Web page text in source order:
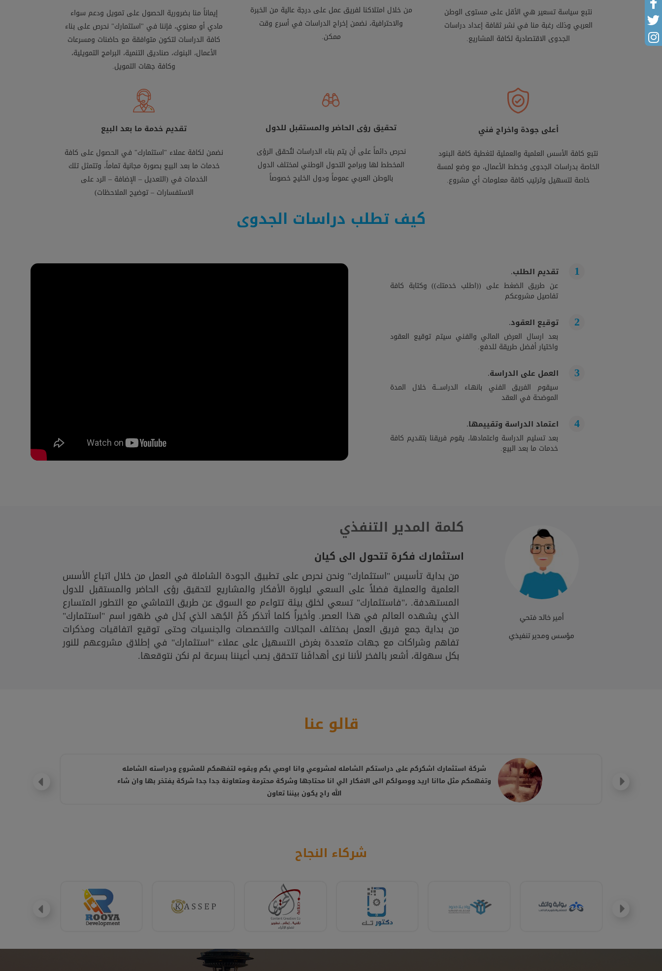
نتبع سياسة تسعير هي الأقل على مستوى الوطن
العربي وذلك رغبة منا في نشر ثقافة إعداد دراسات
الجدوى الاقتصادية لكافة المشاريع.
من خلال امتلاكنا لفريق عمل على درجة عالية من الخبرة
والاحترافية، نضمن إخراج الدراسات في أسرع وقت
ممكن.
إيماناً منا بضرورية الحصول على تمويل ودعم سواء
مادي أو معنوي، فإننا في "استثمارك" نحرص على بناء
كافة الدراسات لتكون متوافقة مع حاضنات ومسرعات
الأعمال، البنوك، صناديق التنمية، البرامج التمويلية،
وكافة جهات التمويل.
أعلى جودة واخراج فني
نتبع كافة الأسس العلمية والعملية لتغطية كافة البنود
الخاصة بدراسات الجدوى وخطط الأعمال، مع وضع لمسة
خاصة لتسهيل وترتيب كافة معلومات أي مشروع.
تحقيق رؤى الحاضر والمستقبل للدول
نحرص دائماً على أن يتم بناء الدراسات لتُحقق الرؤى
المخطط لها وبرامج التحول الوطني لمختلف الدول
بالوطن العربي عموماً ودول الخليج خصوصاً
تقديم خدمة ما بعد البيع
نضمن لكافة عملاء "استثمارك" في الحصول على كافة
خدمات ما بعد البيع بصورة مجانية تماماً، وتتمثل تلك
الخدمات في (التعديل – الإضافة – الرد على
الاستفسارات – توضيح الملاحظات)
كيف تطلب دراسات الجدوى
تقديم الطلب.
عن طريق الضغط على ((اطلب خدمتك)) وكتابة كافة
تفاصيل مشروعكم
توقيع العقود.
بعد ارسال العرض المالي والفني سيتم توقيع العقود
واختيار أفضل طريقة للدفع.
العمل على الدراسة.
سيقوم الفريق الفني بانهـاء الدراســــة خلال المدة
الموضحة في العقد
اعتماد الدراسة وتقييمها.
بعد تسليم الدراسة واعتمادها، يقوم فريقنا بتقديم كافة
خدمات ما بعد البيع.
أمير خالد فتحي
مؤسس ومدير تنفيذي
كلمة المدير التنفذي
استثمارك فكرة تتحول الى كيان
من بداية تأسيس "استثمارك" ونحن نحرص على تطبيق الجودة الشاملة في العمل من خلال اتباع الأسس
العلمية والعملية فضلاً على السعي لبلورة الأفكار والمشاريع لتحقيق رؤى الحاضر والمستقبل للدول
المستهدفة. ،"فاستثمارك" تسعي لخلق بيئة تتواءم مع السوق عن طريق التماشي مع التطور المتسارع
الذي يشهده العالم في هذا العصر. وأخيراً كلما أتذكر كَمْ الجُهد الذي بُذل في ظهور اسم "استثمارك"
من بداية جمع فريق العمل بمختلف المجالات والتخصصات والجنسيات وحتى توقيع اتفاقيات ومذكرات
تفاهم وشراكات مع جهات متعددة بغرض التسهيل على عملاء "استثمارك" في إطلاق مشروعهم للنور
بكل سهولة، أشعر بالفخر لأننا نرى أهدافَنا تتحقق نِصب أعيننا بسرعة لم نكن نتوقعها.
قالو عنا
شركة استثمارك اشكركم على دراستكم الشامله لمشروعي وانا اوصي بكم وبقوه لتفهمكم للمشروع ودراسته الشامله
وتفهمكم مثل ماانا اريد ووصولكم الى الافكار الي انا محتاجها وشركة محترمة ومتعاونة جدا جدا شركة يفتخر بها وان شاء
الله راح يكون بيننا تعاون
شركاء النجاح